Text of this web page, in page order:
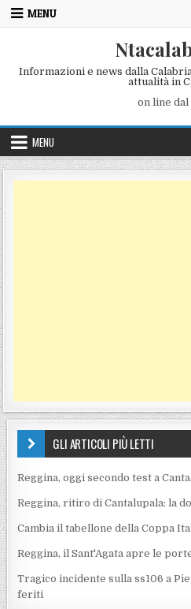
Skip to content
MENU
Informazioni e news dalla
attualità in
on line dal
MENU
GLI ARTICOLI PIÙ LETTI
Reggina, oggi secondo test a
Reggina, ritiro di Cantalupala: la
Cambia il tabellone della Coppa
Reggina, il Sant'Agata apre le
Tragico incidente sulla ss106 a
feriti